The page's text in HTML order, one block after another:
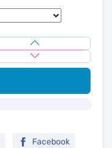
Facebook